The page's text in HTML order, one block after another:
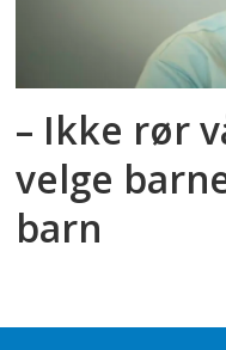
– Ikke rør
velge
barn